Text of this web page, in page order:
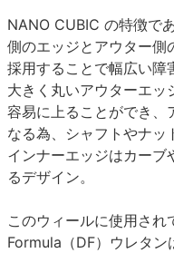
NANO CUBIC の特徴で
側のエッジとアウター側
採用することで幅広い障
大きく丸いアウターエッ
容易に上ることができ、
なる為、シャフトやナッ
インナーエッジはカーブ
るデザイン。
このウィールに使用さ
Formula（DF）ウレタン